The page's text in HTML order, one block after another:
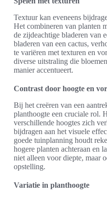
Textuur kan eveneens
Het combineren van planten
de zijdeachtige bladeren van
bladeren van een cactus,
te variëren met texturen en
diverse uitstraling die
manier accentueert.
Contrast door hoogte en
Bij het creëren van een
planthoogte een cruciale rol.
verschillende hoogtes zich
bijdragen aan het visuele
goede tuinplanning houdt
hogere planten achteraan en
niet alleen voor diepte, maar
opstelling.
Variatie in planthoogte